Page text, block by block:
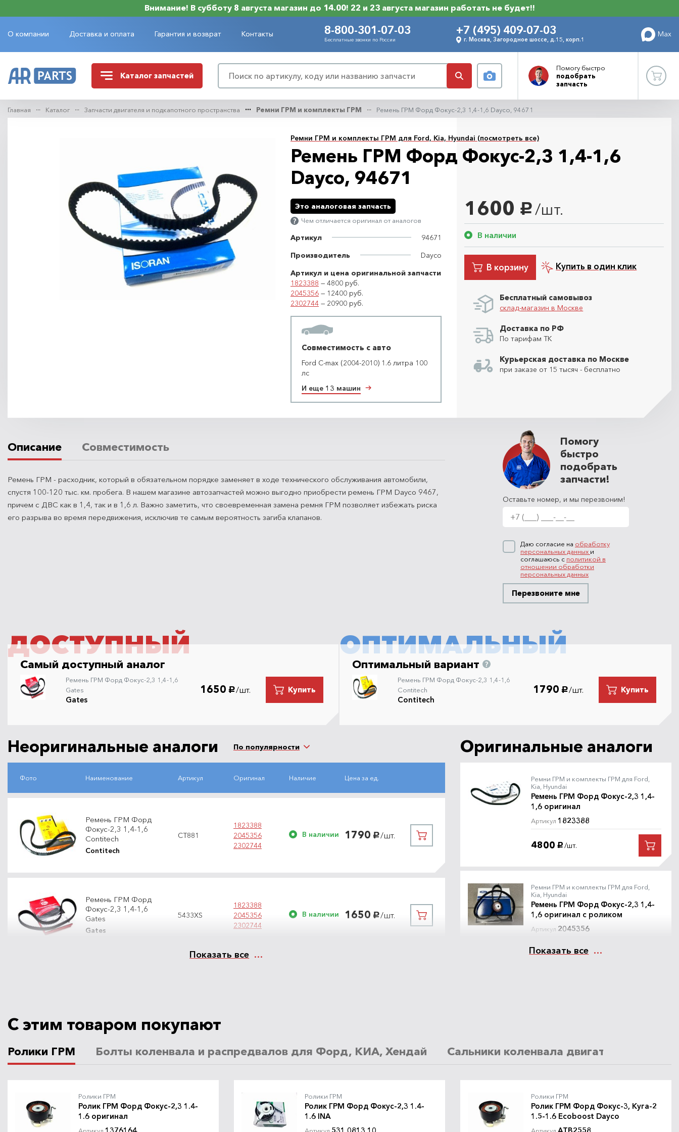
Внимание! В субботу 8 августа магазин до 14.00! 22 и 23 августа магазин работать не будет!!
О компании Доставка и оплата Гарантия и возврат Контакты 8-800-301-07-03
Бесплатные звонки по России
+7 (495) 409-07-03
г. Москва, Загородное шоссе, д.15, корп.1
Max
Каталог запчастей
Помогу быстро
подобрать
запчасть
Главная Каталог Запчасти двигателя и подкапотного пространства Ремни ГРМ и комплекты ГРМ Ремень ГРМ Форд Фокус-2,3 1,4-1,6 Dayco, 94671
Ремни ГРМ и комплекты ГРМ для Ford, Kia, Hyundai (посмотреть все)
Ремень ГРМ Форд Фокус-2,3 1,4-1,6
Dayco, 94671
1600 руб. /шт.
В наличии
В корзину Купить в один клик
Бесплатный самовывоз
склад-магазин в Москве
Доставка по РФ
По тарифам ТК
Курьерская доставка по Москве
при заказе от 15 тысяч - бесплатно
Это аналоговая запчасть
Чем отличается оригинал от аналогов
Артикул
94671
Производитель
Dayco
Артикул и цена оригинальной запчасти
1823388 — 4800 руб.
2045356 — 12400 руб.
2302744 — 20900 руб.
Совместимость с авто
Ford C-max (2004-2010) 1.6 литра 100
лс
И еще 13 машин
Описание Совместимость
Ремень ГРМ - расходник, который в обязательном порядке заменяет в ходе технического обслуживания автомобили,
спустя 100-120 тыс. км. пробега. В нашем магазине автозапчастей можно выгодно приобрести ремень ГРМ Dayco 9467,
причем с ДВС как в 1,4, так и в 1,6 л. Важно заметить, что своевременная замена ремня ГРМ позволяет избежать риска
его разрыва во время передвижения, исключив те самым вероятность загиба клапанов.
Помогу
быстро
подобрать
запчасти!
Оставьте номер, и мы перезвоним!
Даю согласие на обработку
персональных данных и
соглашаюсь с политикой в
отношении обработки
персональных данных
Перезвоните мне
ДОСТУПНЫЙ
Самый доступный аналог
Ремень ГРМ Форд Фокус-2,3 1,4-1,6
Gates
Gates
1650 руб./шт. Купить
ОПТИМАЛЬНЫЙ
Оптимальный вариант
Ремень ГРМ Форд Фокус-2,3 1,4-1,6
Contitech
Contitech
1790 руб./шт. Купить
Неоригинальные аналоги По популярности
Фото Наименование Артикул Оригинал Наличие Цена за ед.
Ремень ГРМ Форд
Фокус-2,3 1,4-1,6
Contitech
Contitech
CT881
1823388
2045356
2302744
В наличии 1790 руб./шт.
Ремень ГРМ Форд
Фокус-2,3 1,4-1,6
Gates
Gates
5433XS
1823388
2045356
2302744
В наличии 1650 руб./шт.
Dayco
Contitech с роликом
2302744
Показать все
Оригинальные аналоги
Ремни ГРМ и комплекты ГРМ для Ford,
Kia, Hyundai
Ремень ГРМ Форд Фокус-2,3 1,4-
1,6 оригинал
Артикул 1823388
4800 руб. /шт.
Ремни ГРМ и комплекты ГРМ для Ford,
Kia, Hyundai
Ремень ГРМ Форд Фокус-2,3 1,4-
1,6 оригинал с роликом
Артикул 2045356
12400руб./шт.
Показать все
С этим товаром покупают
Ролики ГРМ Болты коленвала и распредвалов для Форд, КИА, Хендай Сальники коленвала двигателя
Ролики ГРМ
Ролик ГРМ Форд Фокус-2,3 1.4-
1.6 оригинал
Ролики ГРМ
Ролик ГРМ Форд Фокус-2,3 1.4-
1.6 INA
Ролики ГРМ
Ролик ГРМ Форд Фокус-3, Куга-2
1.5-1.6 Ecoboost Dayco